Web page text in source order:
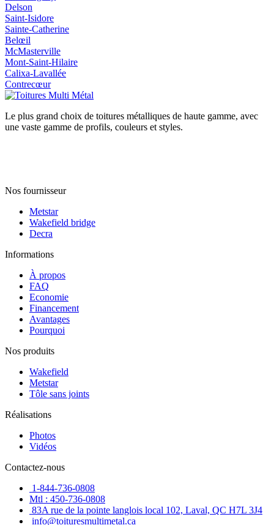
Delson
Saint‑Isidore
Sainte‑Catherine
Belœil
McMasterville
Mont‑Saint‑Hilaire
Calixa‑Lavallée
Contrecœur
Le plus grand choix de toitures métalliques de haute gamme, avec
une vaste gamme de profils, couleurs et styles.
Nos fournisseur
Metstar
Wakefield bridge
Decra
Informations
À propos
FAQ
Economie
Financement
Avantages
Pourquoi
Nos produits
Wakefield
Metstar
Tôle sans joints
Réalisations
Photos
Vidéos
Contactez-nous
1-844-736-0808
Mtl : 450-736-0808
83A rue de la pointe langlois local 102, Laval, QC H7L 3J4
info@toituresmultimetal.ca